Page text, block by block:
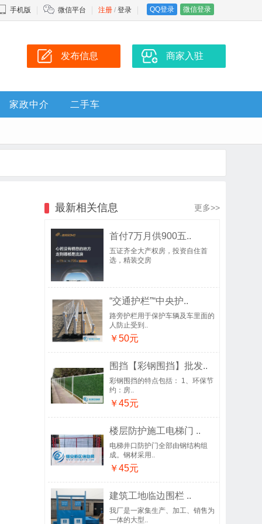
手机版 微信平台 注册 / 登录 QQ登录 微信登录
发布信息 商家入驻
家政中介 二手车
最新相关信息 更多>>
首付7万月供900五..
五证齐全大产权房，投资自住首
选，精装交房
“交通护栏”“中央护..
路旁护栏用于保护车辆及车里面的
人防止受到..
￥50元
围挡【彩钢围挡】批发..
彩钢围挡的特点包括： 1、环保节
约：房..
￥45元
楼层防护施工电梯门 ..
电梯井口防护门全部由钢结构组
成。钢材采用..
￥45元
建筑工地临边围栏 ..
我厂是一家集生产、加工、销售为
一体的大型..